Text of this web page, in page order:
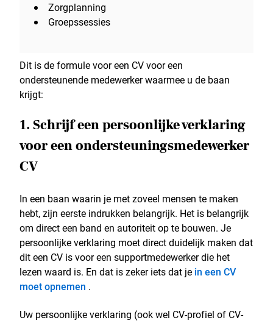
Zorgplanning
Groepssessies
Dit is de formule voor een CV voor een
ondersteunende medewerker waarmee u de baan
krijgt:
1. Schrijf een persoonlijke verklaring
voor een ondersteuningsmedewerker
CV
In een baan waarin je met zoveel mensen te maken
hebt, zijn eerste indrukken belangrijk. Het is belangrijk
om direct een band en autoriteit op te bouwen. Je
persoonlijke verklaring moet direct duidelijk maken dat
dit een CV is voor een supportmedewerker die het
lezen waard is. En dat is zeker iets dat je in een CV
moet opnemen .
Uw persoonlijke verklaring (ook wel CV-profiel of CV-